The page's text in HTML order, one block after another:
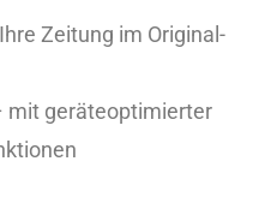
Zeitung im Original-
mit geräteoptimierter